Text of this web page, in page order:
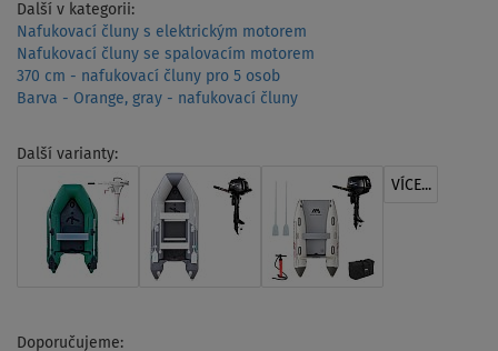
Další v kategorii:
Nafukovací čluny s elektrickým motorem
Nafukovací čluny se spalovacím motorem
370 cm - nafukovací čluny pro 5 osob
Barva - Orange, gray - nafukovací čluny
Další varianty:
VÍCE...
Doporučujeme: